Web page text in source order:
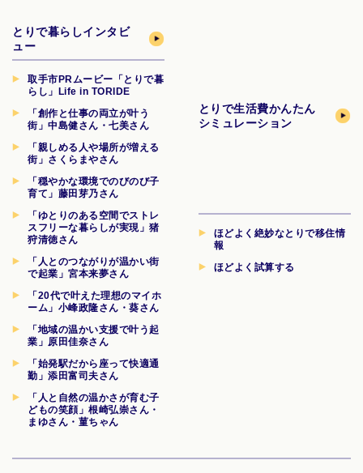
とりで暮らしインタビ
ュー
取手市PRムービー「とりで暮
らし」Life in TORIDE
「創作と仕事の両立が叶う
街」中島健さん・七美さん
「親しめる人や場所が増える
街」さくらまやさん
「穏やかな環境でのびのび子
育て」藤田芽乃さん
「ゆとりのある空間でストレ
スフリーな暮らしが実現」猪
狩清徳さん
「人とのつながりが温かい街
で起業」宮本来夢さん
「20代で叶えた理想のマイホ
ーム」小峰政隆さん・葵さん
「地域の温かい支援で叶う起
業」原田佳奈さん
「始発駅だから座って快適通
勤」添田富司夫さん
「人と自然の温かさが育む子
どもの笑顔」根崎弘崇さん・
まゆさん・菫ちゃん
とりで生活費かんたん
シミュレーション
ほどよく絶妙なとりで移住情
報
ほどよく試算する